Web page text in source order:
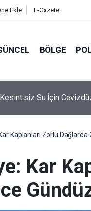
Ekle E-Gazete
BÖLGE
Haftası
Kaplanları Zorlu
Kar